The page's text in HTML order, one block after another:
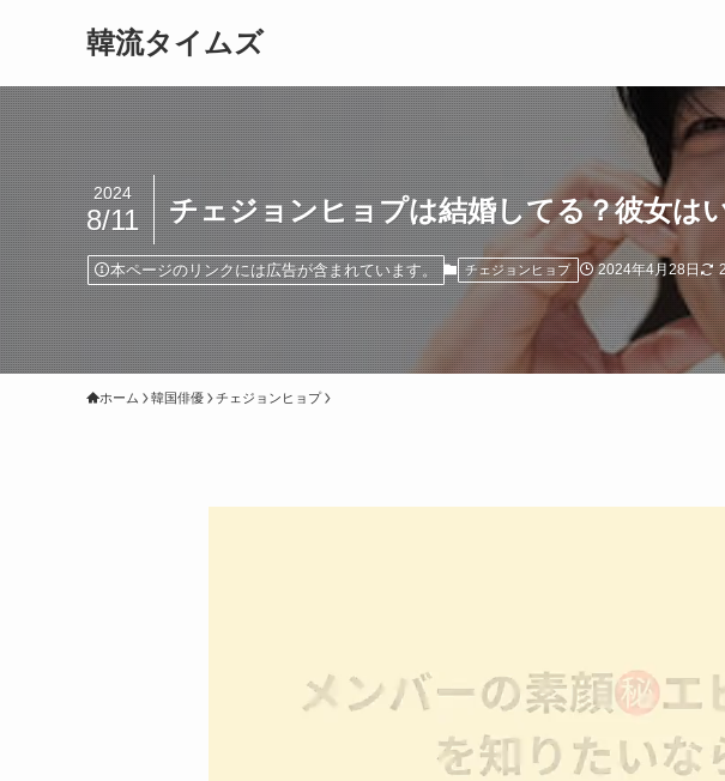
韓流タイムズ
チェジョンヒョプは結婚してる？彼女は
2024
8/11
本ページのリンクには広告が含まれています。 チェジョンヒョプ 2024年4月28日
ホーム 韓国俳優 チェジョンヒョプ